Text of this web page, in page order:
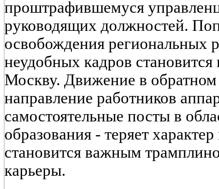
проштрафившемуся
руководящих должностей.
освобождения региональных
неудобных кадров
Москву. Движение в
направление работников
самостоятельные посты в
образования - теряет
становится важным
карьеры.